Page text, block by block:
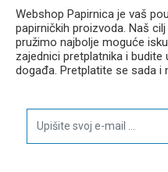
Webshop Papirnica je vaš
papirničkih proizvoda. Naš
pružimo najbolje moguće
zajednici pretplatnika i
događa. Pretplatite se sada i